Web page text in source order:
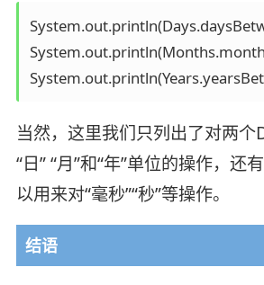
当然，这里我们只列出了对两
“日” “月”和“年”单位的操作，还
以用来对“毫秒”“秒”等操作。
结语